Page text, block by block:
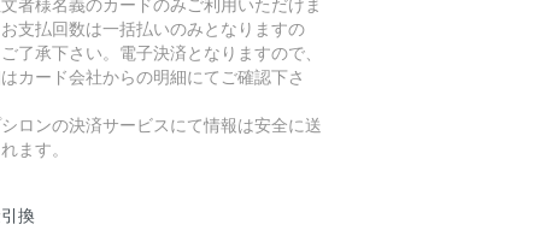
支払回数は一括払いのみとなりますの
了承下さい。電子決済となりますので、
カード会社からの明細にてご確認下さ
ロンの決済サービスにて情報は安全に送
ます。
換